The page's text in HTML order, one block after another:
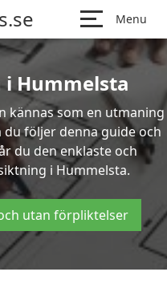
Menu
Hummelsta
kännas som en utmaning
följer denna guide och
du den enklaste och
i Hummelsta.
utan förpliktelser